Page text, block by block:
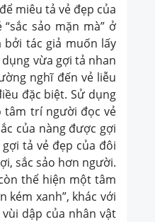
miêu tả vẻ đẹp của
sảo mặn mà” ở
tác giả muốn lấy
dụng vừa gợi tả nhan
nghĩ đến vẻ liễu
đặc biệt. Sử dụng
tâm trí người đọc vẻ
của nàng được gợi
tả vẻ đẹp của đôi
sắc sảo hơn người.
thể hiện một tâm
kém xanh”, khác với
dập của nhân vật